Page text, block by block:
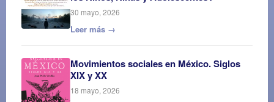
30 mayo, 2026
Leer más →
Movimientos sociales en México. Siglos
XIX y XX
18 mayo, 2026